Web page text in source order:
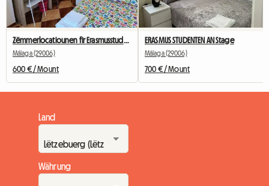
Málaga (29006)
600 € / Mount
ERASMUS STUDENTEN AN Stage
Málaga (29006)
700 € / Mount
Land
Währung